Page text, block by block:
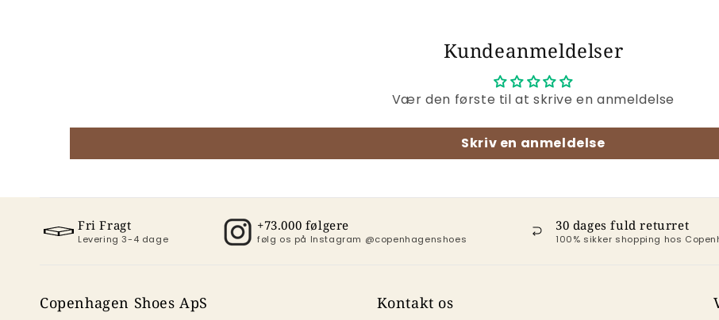
Kundeanmeldelser
Vær den første til at skrive en anmeldelse
Skriv en anmeldelse
Fri Fragt
Levering 3-4 dage
+73.000 følgere
følg os på Instagram @copenhagenshoes
30 dages fuld returret
100% sikker shopping hos
Copenhagen Shoes ApS Kontakt os